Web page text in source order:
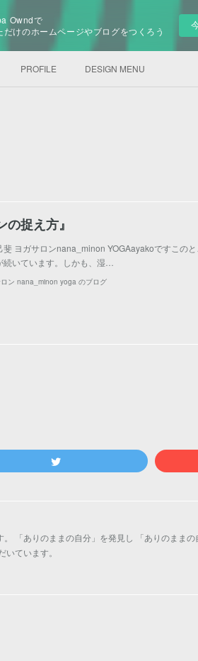
Owndで
だけのホームページやブログをつくろう
PROFILE DESIGN MENU
の捉え方』
斐 ヨガサロンnana_minon YOGAayakoですこの
いています。しかも、湿…
ン nana_minon yoga のブログ
「ありのままの自分」を発見し 「ありのまま
ています。